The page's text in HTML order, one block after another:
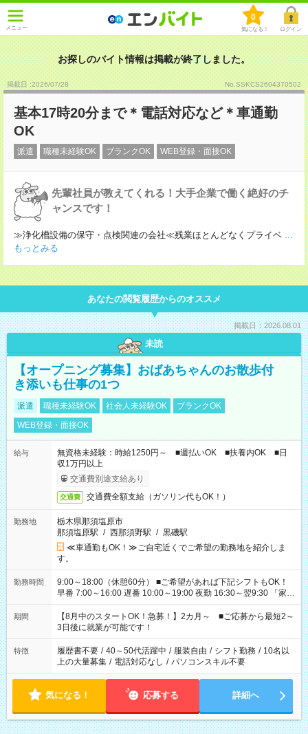
メニュー
0
気になる！ ログイン
お探しのバイト情報は掲載が終了しました。
掲載日 :2026/07/28 No.SSKCS2604370502
基本17時20分まで＊電話対応など＊車通勤
OK
派遣 職種未経験OK ブランクOK WEB登録・面接OK
先輩社員が教えてくれる！大手企業で働く絶好のチ
ャンスです！
≫浄化槽設備の保守・点検関連の会社≪残業ほとんどなくプライベ ...
もっとみる
あなたの閲覧履歴からのオススメ
掲載日：2026.08.01
未読
【オープニング募集】おばあちゃんのお散歩付
き添いも仕事の1つ
派遣 職種未経験OK 社会人未経験OK
ブランクOK
WEB登録・面接OK
給与
無資格未経験：時給1250円～ ■週払いOK ■扶養内OK ■日
収1万円以上
交通費別途支給あり
交通費 交通費全額支給（ガソリン代もOK！）
勤務地
栃木県那須塩原市
那須塩原駅 / 西那須野駅 / 黒磯駅
≪車通勤もOK！≫ご自宅近くでご希望の勤務地を紹介しま
す。
勤務時間
9:00～18:00（休憩60分） ■ご希望があれば下記シフトもOK！
早番 7:00～16:00 遅番 10:00～19:00 夜勤 16:30～翌9:30 「家族
と休みを合わせたい」 「余裕を持って夕飯の準備がしたい」
「できれば残業はしたくない」 など、ご希望を教えてください
ね。 ※Wワーク希望の方へ 今ご覧のお仕事で希望する勤務時間
と、もう1つのお仕事の勤務時間。 合計で週40時間を超える場
合は応募できません。
期間
【8月中のスタートOK！急募！】2カ月～ ■ご応募から最短2～
3日後に就業が可能です！
特徴 履歴書不要 / 40～50代活躍中 / 服装自由 / シフト勤務 / 10名以
上の大量募集 / 電話対応なし / パソコンスキル不要
気になる！ 応募する 詳細へ